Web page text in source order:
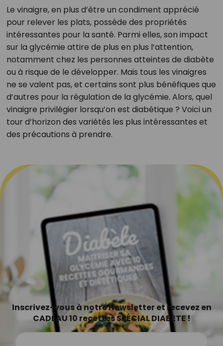
Le vinaigre, en plus d’être un condiment apprécié
pour relever les plats, possède des propriétés
intéressantes pour la santé. Parmi elles, son impact
sur la glycémie attire de plus en plus l’attention,
notamment chez les personnes atteintes de diabète
ou à risque de le développer. Mais tous les vinaigres
ne se valent pas, et certains sont plus bénéfiques que
d’autres pour la régulation de la glycémie. Alors, quel
vinaigre privilégier lorsqu’on est diabétique ? Voici un
tour d’horizon des variétés les plus intéressantes et
des précautions à prendre.
Inscrivez-vous à notre Newsletter et recevez en
CADEAU 10 recettes SPÉCIAL DIABETE !